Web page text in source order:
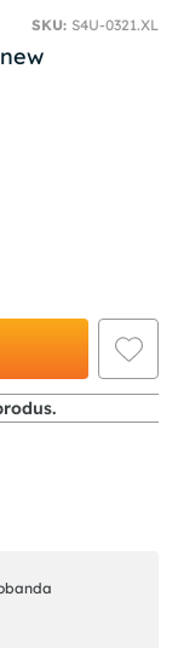
SKU: S4U-0321.XL